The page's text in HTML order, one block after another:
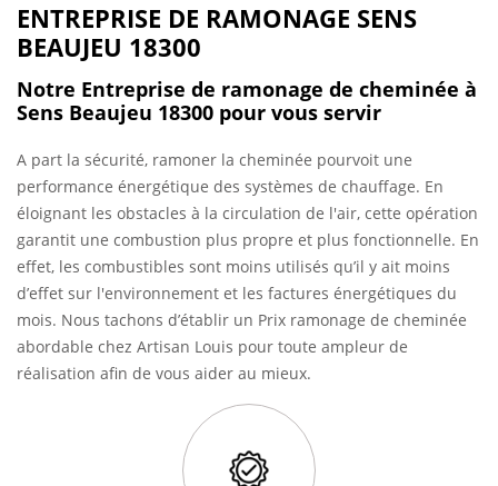
ENTREPRISE DE RAMONAGE SENS
BEAUJEU 18300
Notre Entreprise de ramonage de cheminée à
Sens Beaujeu 18300 pour vous servir
A part la sécurité, ramoner la cheminée pourvoit une
performance énergétique des systèmes de chauffage. En
éloignant les obstacles à la circulation de l'air, cette opération
garantit une combustion plus propre et plus fonctionnelle. En
effet, les combustibles sont moins utilisés qu’il y ait moins
d’effet sur l'environnement et les factures énergétiques du
mois. Nous tachons d’établir un Prix ramonage de cheminée
abordable chez Artisan Louis pour toute ampleur de
réalisation afin de vous aider au mieux.